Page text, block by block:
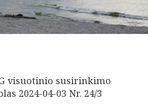
visuotinio susirinkimo
2024-04-03 Nr. 24/3